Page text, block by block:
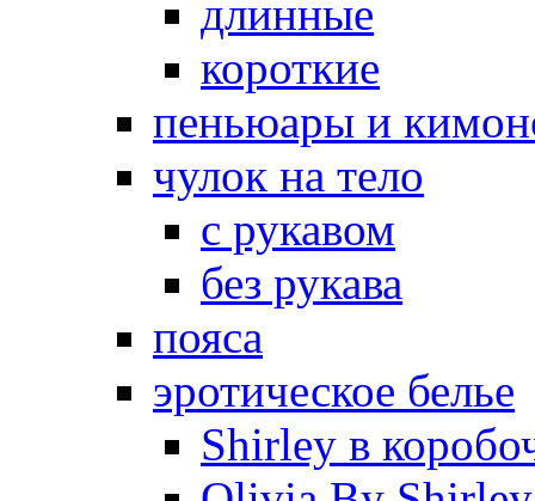
длинные
короткие
пеньюары и
чулок на тело
с рукавом
без рукава
пояса
эротическое белье
Shirley в